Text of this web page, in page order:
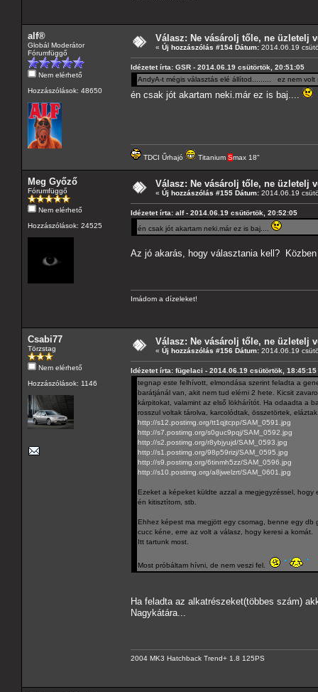
alf®
Globál Moderátor
Fórumfüggő
Nem elérhető
Hozzászólások: 48650
Válasz: Ne vásárolj tőle, ne üzletelj
« Új hozzászólás #154 Dátum: 2014.06.19
Idézetet írta: GSR - 2014.06.19 csütörtök, 20:51:05
AndyA-t mégis választás elé állítod......... ez nem volt
én csak jót akartam neki.már ez is baj....
TDCI Űrhajó Titanium Smax 18"
Meg Győző
Fórumfüggő
Nem elérhető
Hozzászólások: 24525
Válasz: Ne vásárolj tőle, ne üzletelj
« Új hozzászólás #155 Dátum: 2014.06.19
Idézetet írta: alf - 2014.06.19 csütörtök, 20:52:05
én csak jót akartam neki.már ez is baj....
Az jó akarás, hogy választania kell?
Imádom a dízeleket!
Csabi77
Törzstag
Nem elérhető
Hozzászólások: 1146
Válasz: Ne vásárolj tőle, ne üzletelj
« Új hozzászólás #156 Dátum: 2014.06.19
Idézetet írta: fügelaci - 2014.06.19 csütörtök, 18:45:15
tegnap este felhívott, elmondása szerint feladta a
barátjánál van, akit nem tud elérni 2 hete. Kicsit
kárpitokat, valamint az első lökhárítót. Ha odaadta a
rosszul voltak tárolva, karcolódtak, összetörtek,
http://s12.postimg.org/tt1qjtcpp/SAM_0591.jpg
http://s7.postimg.org/s0guc9pqj/SAM_0592.jpg
http://s2.postimg.org/r8ybjyujd/SAM_0593.jpg
http://s1.postimg.org/98p59rizj/SAM_0595.jpg
http://s9.postimg.org/6tinmh5zz/SAM_0596.jpg
http://s10.postimg.org/a8jwelzrt/SAM_0601.jpg
Ezeket a képeket küldte azzal a megjegyzéssel,
én kitisztítom, stb.
Ehhez képest ma megjött egy csomag, benne egy
cucc kéne, erre az volt a válasz, hogy keresi a komát.
Itt tartunk most.
Most próbáltam hívni, de nem veszi fel.
Ha feladta az alkatrészeket(többes szám)
Nagykátára...
2004 MK3 Hatchback Trend+ 1.8 125PS